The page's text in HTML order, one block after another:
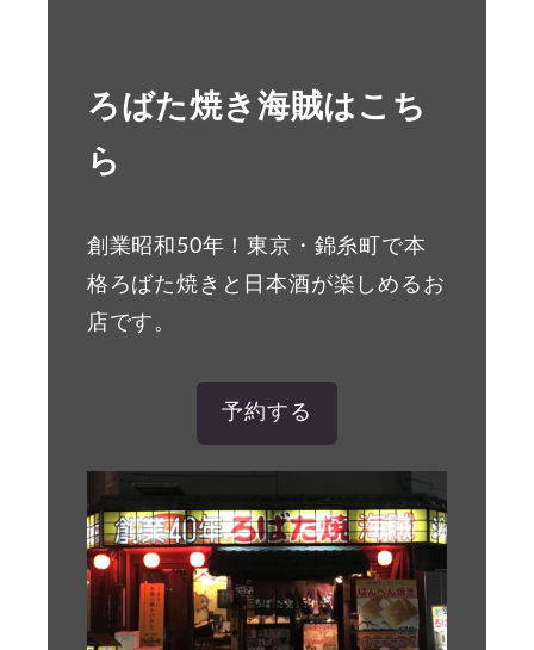
ろばた焼き海賊はこち
ら
創業昭和50年！東京・錦糸町で本
格ろばた焼きと日本酒が楽しめるお
店です。
予約する